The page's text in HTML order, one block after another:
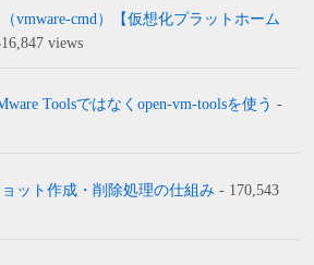
vmware-cmd）【仮想化プラットホーム
views
Toolsではなくopen-vm-toolsを使う -
ット作成・削除処理の仕組み - 170,543